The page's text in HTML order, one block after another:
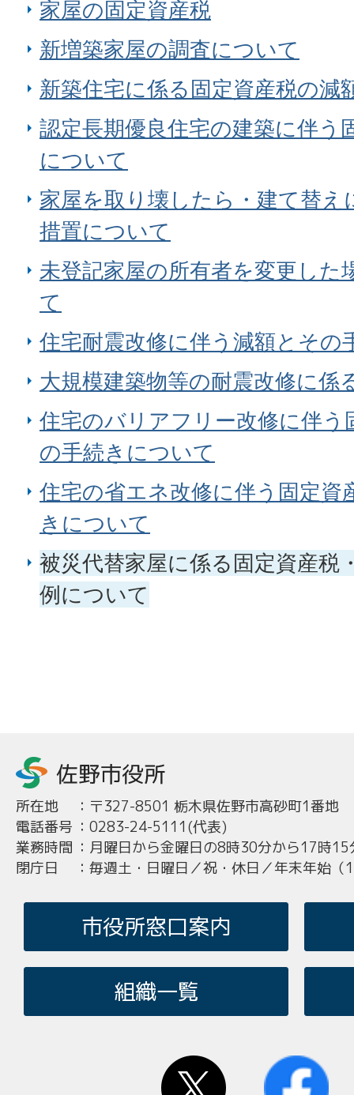
家屋の固定資産税
新増築家屋の調査について
新築住宅に係る固定資産税の減
認定長期優良住宅の建築に伴う
について
家屋を取り壊したら・建て替え
措置について
未登記家屋の所有者を変更した
て
住宅耐震改修に伴う減額とその
大規模建築物等の耐震改修に係
住宅のバリアフリー改修に伴う
の手続きについて
住宅の省エネ改修に伴う固定資
きについて
被災代替家屋に係る固定資産税
例について
所在地 ： 〒327-8501 栃木県佐野市高砂町1番地
電話番号 ： 0283-24-5111(代表)
業務時間 ： 月曜日から金曜日の8時30分から17時15
閉庁日
： 毎週土・日曜日／祝・休日／年末年始
市役所窓口案内
組織一覧